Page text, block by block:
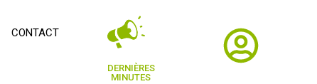
CONTACT
DERNIÈRES
MINUTES